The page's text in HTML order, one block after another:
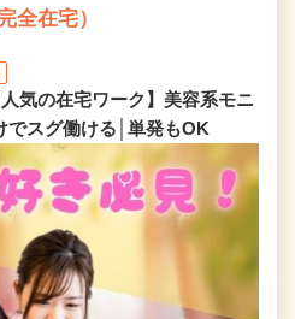
全在宅）
気の在宅ワーク】美容系モニ
スグ働ける│単発もOK